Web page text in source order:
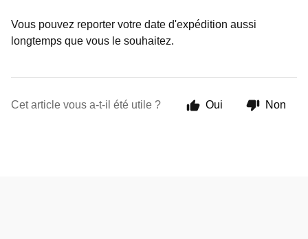
Vous pouvez reporter votre date d'expédition aussi
longtemps que vous le souhaitez.
Cet article vous a-t-il été utile ? Oui Non